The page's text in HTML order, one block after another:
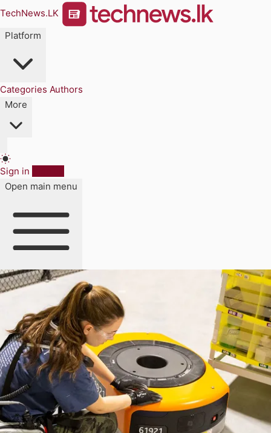
TechNews.LK
Platform
Categories Authors
More
Sign in
Open main menu